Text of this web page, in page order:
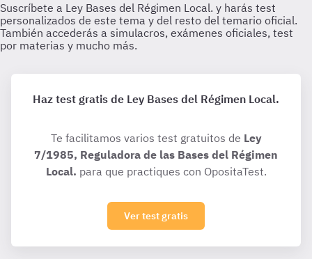
Haz test gratis de Ley Bases del Régimen Local.
Te facilitamos varios test gratuitos de Ley
7/1985, Reguladora de las Bases del Régimen
Local. para que practiques con OpositaTest.
Ver test gratis